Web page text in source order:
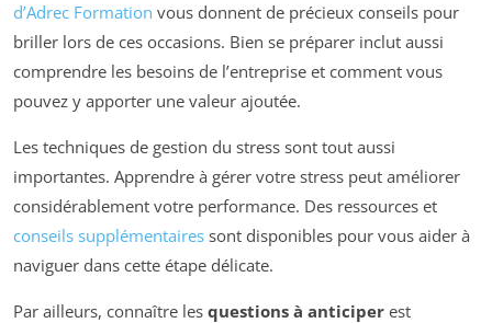
d’Adrec Formation vous donnent de précieux conseils pour
briller lors de ces occasions. Bien se préparer inclut aussi
comprendre les besoins de l’entreprise et comment vous
pouvez y apporter une valeur ajoutée.
Les techniques de gestion du stress sont tout aussi
importantes. Apprendre à gérer votre stress peut améliorer
considérablement votre performance. Des ressources et
conseils supplémentaires sont disponibles pour vous aider à
naviguer dans cette étape délicate.
Par ailleurs, connaître les questions à anticiper est